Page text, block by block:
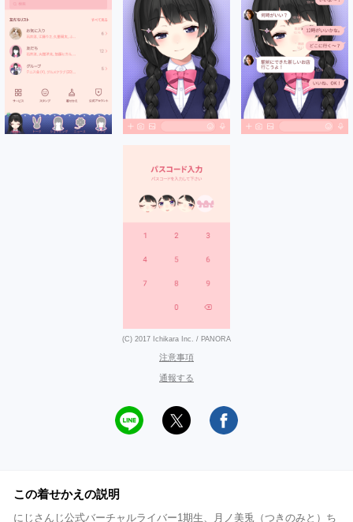
(C) 2017 Ichikara Inc. / PANORA
注意事項
通報する
この着せかえの説明
にじさんじ公式バーチャルライバー1期生、月ノ美兎（つきのみと）ち